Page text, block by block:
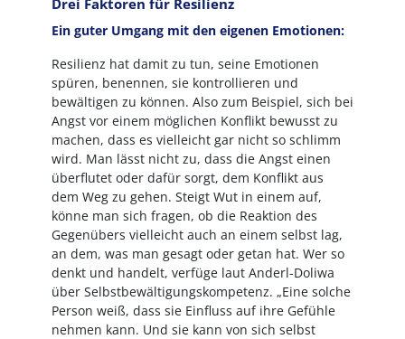
Drei Faktoren für Resilienz
Ein guter Umgang mit den eigenen Emotionen:
Resilienz hat damit zu tun, seine Emotionen
spüren, benennen, sie kontrollieren und
bewältigen zu können. Also zum Beispiel, sich bei
Angst vor einem möglichen Konflikt bewusst zu
machen, dass es vielleicht gar nicht so schlimm
wird. Man lässt nicht zu, dass die Angst einen
überflutet oder dafür sorgt, dem Konflikt aus
dem Weg zu gehen. Steigt Wut in einem auf,
könne man sich fragen, ob die Reaktion des
Gegenübers vielleicht auch an einem selbst lag,
an dem, was man gesagt oder getan hat. Wer so
denkt und handelt, verfüge laut Anderl-Doliwa
über Selbstbewältigungskompetenz. „Eine solche
Person weiß, dass sie Einfluss auf ihre Gefühle
nehmen kann. Und sie kann von sich selbst